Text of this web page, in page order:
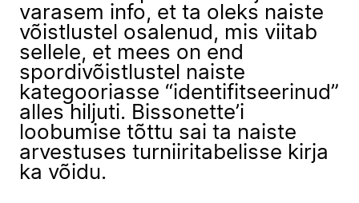
varasem info, et ta oleks naiste
võistlustel osalenud, mis viitab
sellele, et mees on end
spordivõistlustel naiste
kategooriasse “identifitseerinud”
alles hiljuti. Bissonette’i
loobumise tõttu sai ta naiste
arvestuses turniiritabelisse kirja
ka võidu.